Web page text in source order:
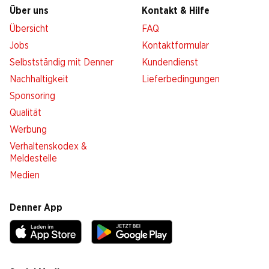
Über uns
Übersicht
Jobs
Selbstständig mit Denner
Nachhaltigkeit
Sponsoring
Qualität
Werbung
Verhaltenskodex &
Meldestelle
Medien
Kontakt & Hilfe
FAQ
Kontaktformular
Kundendienst
Lieferbedingungen
Denner App